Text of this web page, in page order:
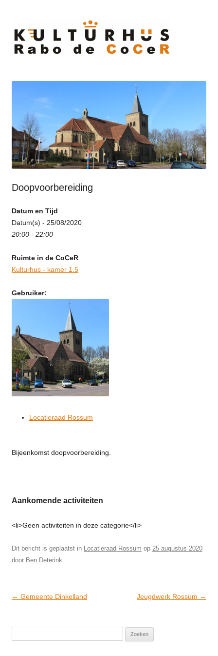
Doopvoorbereiding
Datum en Tijd
Datum(s) - 25/08/2020
20:00 - 22:00
Ruimte in de CoCeR
Kulturhus - kamer 1.5
Gebruiker:
Locatieraad Rossum
Bijeenkomst doopvoorbereiding.
Aankomende activiteiten
<li>Geen activiteiten in deze categorie</li>
Dit bericht is geplaatst in Locatieraad Rossum op 25 augustus 2020
door Ben Deterink
Post
← Gemeente Dinkelland Jeugdwerk Rossum →
naar: